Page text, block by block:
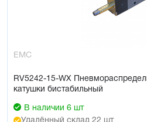
EMC
RV5242-15-WX
катушки бистабильный
В наличии 6 шт